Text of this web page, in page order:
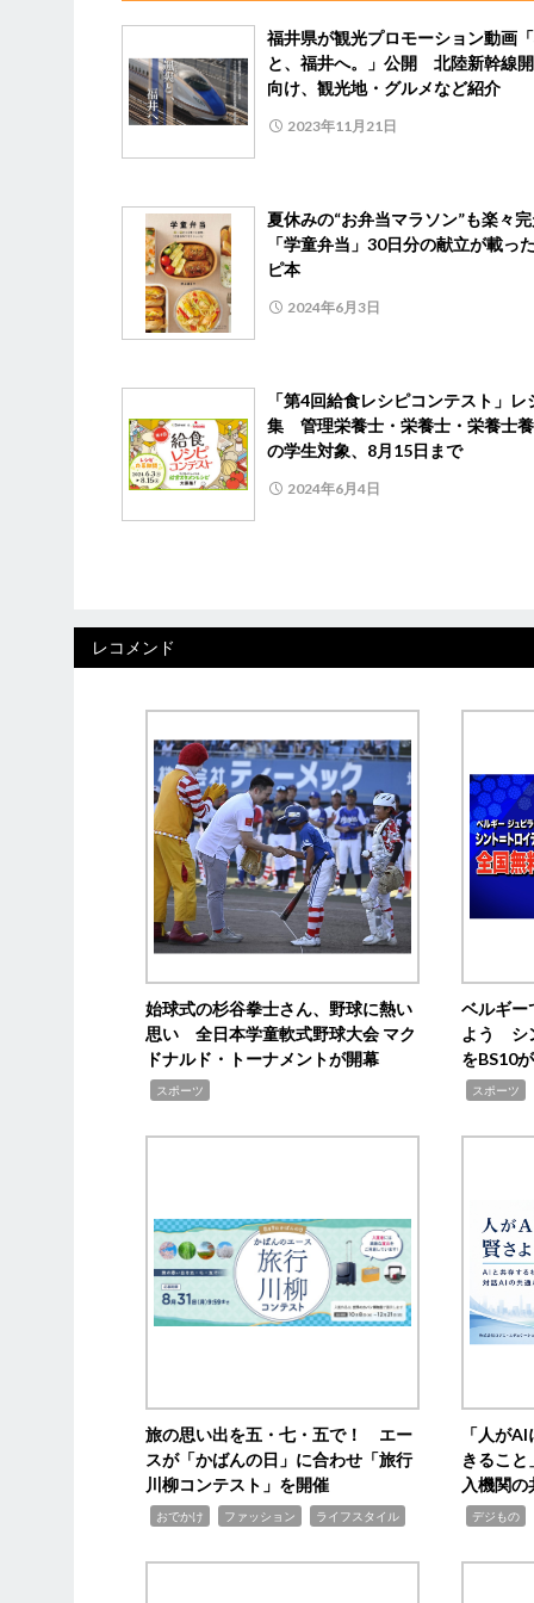
福井県が観光プロモーション動画
と、福井へ。」公開 北陸新幹線
向け、観光地・グルメなど紹介
2023年11月21日
夏休みの“お弁当マラソン”も楽々
「学童弁当」30日分の献立が載っ
ピ本
2024年6月3日
「第4回給食レシピコンテスト」レ
集 管理栄養士・栄養士・栄養士
の学生対象、8月15日まで
2024年6月4日
レコメンド
始球式の杉谷拳士さん、野球に熱い
思い 全日本学童軟式野球大会 マク
ドナルド・トーナメントが開幕
スポーツ
ベルギー
よう シ
をBS10
スポーツ
旅の思い出を五・七・五で！ エー
スが「かばんの日」に合わせ「旅行
川柳コンテスト」を開催
おでかけ ファッション ライフスタイル
「人が
きるこ
入機関
デジもの